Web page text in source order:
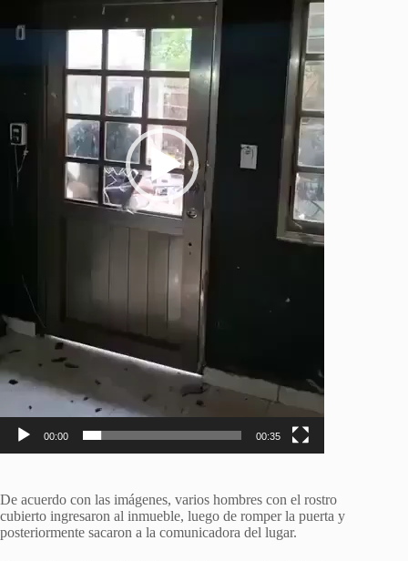
00:00 00:35
De acuerdo con las imágenes, varios hombres con el rostro
cubierto ingresaron al inmueble, luego de romper la puerta y
posteriormente sacaron a la comunicadora del lugar.